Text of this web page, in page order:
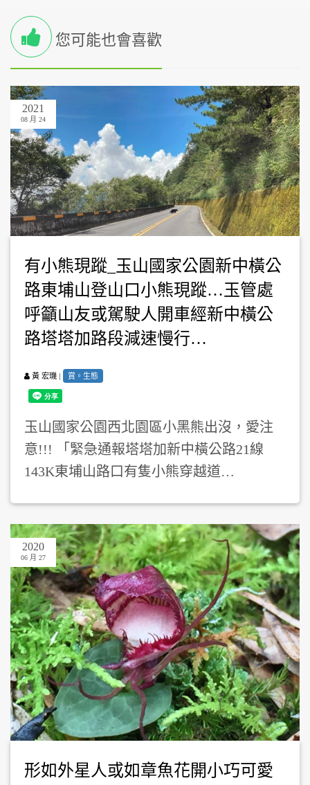
您可能也會喜歡
2021
08 月 24
有小熊現蹤_玉山國家公園新中橫公
路東埔山登山口小熊現蹤…玉管處
呼籲山友或駕駛人開車經新中橫公
路塔塔加路段減速慢行…
黃 宏璣 | 賞。生態
玉山國家公園西北園區小黑熊出沒，愛注
意!!! 「緊急通報塔塔加新中橫公路21線
143K東埔山路口有隻小熊穿越道…
2020
06 月 27
形如外星人或如章魚花開小巧可愛